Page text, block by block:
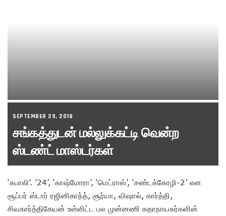
SEPTEMBER 29, 2018
சங்கத்துடன் மல்லுக்கட்டி வென்ற
ஸ்டண்ட் மாஸ்டர்கள்
‘கபாலி’. ’24’, ‘காஷ்மோரா’, ‘மெட்ராஸ்’, ‘சண்டக்கோழி-2’ என
சூப்பர் ஸ்டார் ரஜினிகாந்த், சூர்யா, விஷால், கார்த்தி,
சிவகார்த்திகேயன் உள்ளிட்ட பல முன்னணி கதாநாயகர்களின்